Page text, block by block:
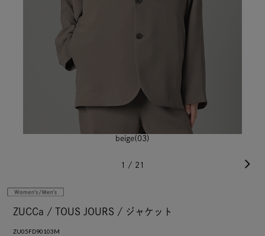
beige(03)
1 / 21
ZUCCa / TOUS JOURS / ジャケット
ZU05FD90103M